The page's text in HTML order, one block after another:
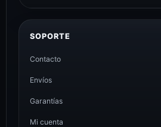
SOPORTE
Contacto
Envíos
Garantías
Mi cuenta